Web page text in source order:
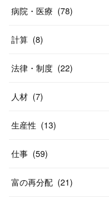
病院・医療 (78)
計算 (8)
法律・制度 (22)
人材 (7)
生産性 (13)
仕事 (59)
富の再分配 (21)